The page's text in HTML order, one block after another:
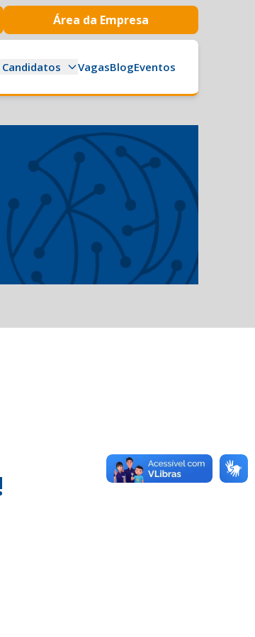
Área da Empresa
Candidatos VagasBlogEventos